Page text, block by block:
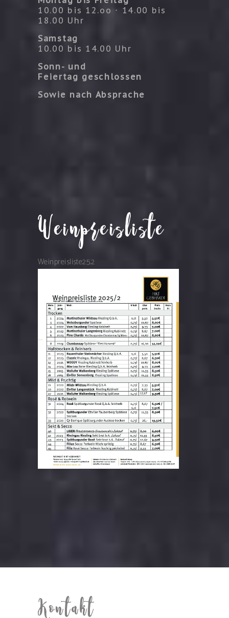
10.00 bis 12.oo ⋅ 14.00 bis
18.00 Uhr
Samstag
10.00 bis 14.00 Uhr
Sonn- und
Feiertag geschlossen
Sowie nach Absprache
Weinpreisliste
Weinpreisliste25.2
Kontakt